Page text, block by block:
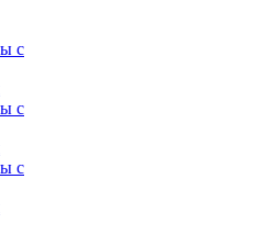
с
с
с